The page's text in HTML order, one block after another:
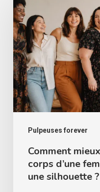
Pulpeuses forever
mieux
comprendre
le
corps
d’une
femme
sans
le
réduire
silhouette
Comment
corps d’une
une silhouette ?